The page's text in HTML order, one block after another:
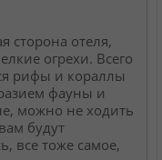
сторона отеля,
огрехи. Всего
рифы и кораллы
фауны и
можно не ходить
будут
все тоже самое,